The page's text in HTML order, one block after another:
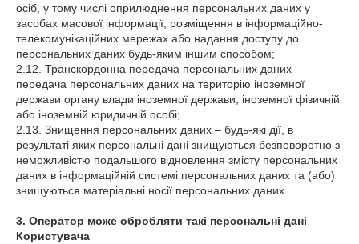
осіб, у тому числі оприлюднення персональних даних у
засобах масової інформації, розміщення в інформаційно-
телекомунікаційних мережах або надання доступу до
персональних даних будь-яким іншим способом;
2.12. Транскордонна передача персональних даних –
передача персональних даних на територію іноземної
держави органу влади іноземної держави, іноземної фізичній
або іноземній юридичній особі;
2.13. Знищення персональних даних – будь-які дії, в
результаті яких персональні дані знищуються безповоротно з
неможливістю подальшого відновлення змісту персональних
даних в інформаційній системі персональних даних та (або)
знищуються матеріальні носії персональних даних.
3. Оператор може обробляти такі персональні дані
Користувача